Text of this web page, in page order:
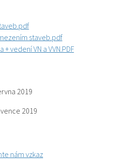
staveb.pdf
vedení VN a VVN.PDF
2019
2019
nám vzkaz